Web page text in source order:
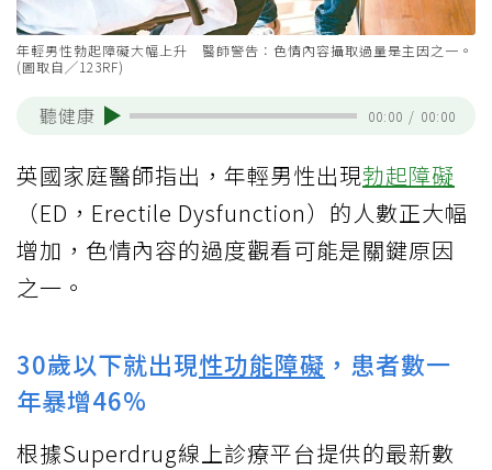
年輕男性勃起障礙大幅上升 醫師警告：色情內容攝取過量是主因之一。
(圖取自╱123RF)
聽健康 00:00 / 00:00
英國家庭醫師指出，年輕男性出現勃起障礙
（ED，Erectile Dysfunction）的人數正大幅
增加，色情內容的過度觀看可能是關鍵原因
之一。
30歲以下就出現性功能障礙 ，患者數一
年暴增46%
根據Superdrug線上診療平台提供的最新數